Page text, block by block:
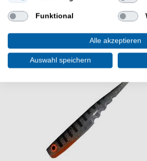
WEITERE INTERESSANTE
Funktional
Alle akzeptieren
Auswahl speichern